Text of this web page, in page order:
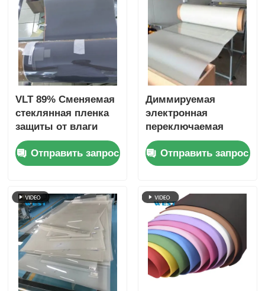
VLT 89% Сменяемая
стеклянная пленка
защиты от влаги
для жилых
помещений
Отправить запрос
Диммируемая
электронная
переключаемая
пленка PDLC Smart
Tinting Glass для
дома и офисных
Отправить запрос